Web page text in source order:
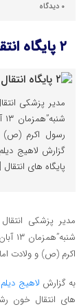
۰ دیدگاه
۲ پایگاه انتقال خون گیلان برای خونگیری دایر است
رسول اکرم (ص)
گزارش لاهیج
پایگاه های انتقال
اکرم (ص) و ولادت
به گزارش لاهیج دیلم